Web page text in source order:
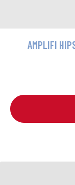
AMPLIFI